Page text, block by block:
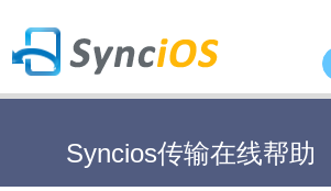
Syncios传输在线帮助